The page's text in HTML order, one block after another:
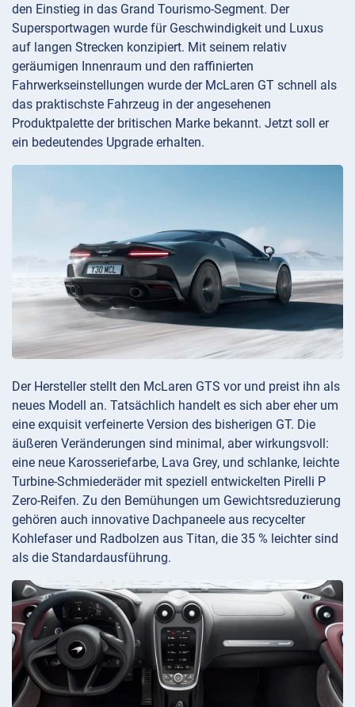
den Einstieg in das Grand Tourismo-Segment. Der
Supersportwagen wurde für Geschwindigkeit und Luxus
auf langen Strecken konzipiert. Mit seinem relativ
geräumigen Innenraum und den raffinierten
Fahrwerkseinstellungen wurde der McLaren GT schnell als
das praktischste Fahrzeug in der angesehenen
Produktpalette der britischen Marke bekannt. Jetzt soll er
ein bedeutendes Upgrade erhalten.
Der Hersteller stellt den McLaren GTS vor und preist ihn als
neues Modell an. Tatsächlich handelt es sich aber eher um
eine exquisit verfeinerte Version des bisherigen GT. Die
äußeren Veränderungen sind minimal, aber wirkungsvoll:
eine neue Karosseriefarbe, Lava Grey, und schlanke, leichte
Turbine-Schmiederäder mit speziell entwickelten Pirelli P
Zero-Reifen. Zu den Bemühungen um Gewichtsreduzierung
gehören auch innovative Dachpaneele aus recycelter
Kohlefaser und Radbolzen aus Titan, die 35 % leichter sind
als die Standardausführung.